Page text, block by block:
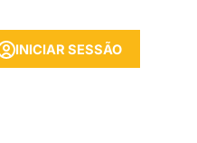
INICIAR SESSÃO